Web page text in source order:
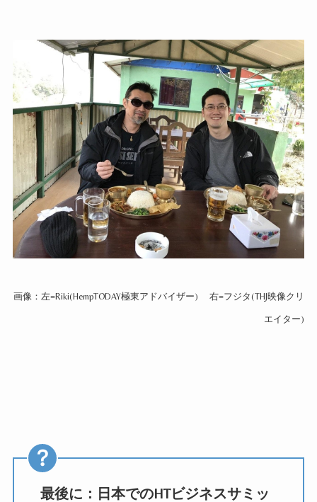
画像：左=Riki(HempTODAY極東アドバイザー) 右=フジタ(THJ映像クリ
エイター)
最後に：日本でのHTビジネスサミッ